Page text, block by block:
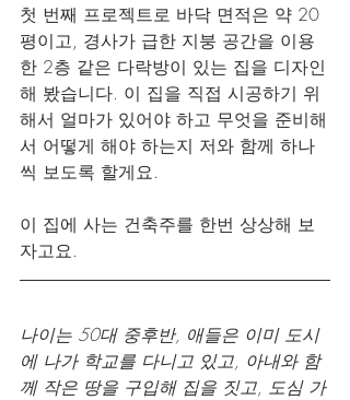
첫 번째 프로젝트로 바닥 면적은 약 20
평이고, 경사가 급한 지붕 공간을 이용
한 2층 같은 다락방이 있는 집을 디자인
해 봤습니다. 이 집을 직접 시공하기 위
해서 얼마가 있어야 하고 무엇을 준비해
서 어떻게 해야 하는지 저와 함께 하나
씩 보도록 할게요.
이 집에 사는 건축주를 한번 상상해 보
자고요.
나이는 50대 중후반, 애들은 이미 도시
에 나가 학교를 다니고 있고, 아내와 함
께 작은 땅을 구입해 집을 짓고, 도심 가